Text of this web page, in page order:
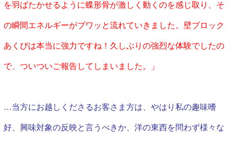
を羽ばたかせるように蝶形骨が激しく動くのを感じ取り、そ
の瞬間エネルギーがブワッと流れていきました。壁ブロック
あくびは本当に強力ですね！ 久しぶりの強烈な体験でしたの
で、ついついご報告してしまいました。」
…当方にお越しくださるお客さま方は、やはり私の趣味嗜
好、興味対象の反映と言うべきか、洋の東西を問わず様々な